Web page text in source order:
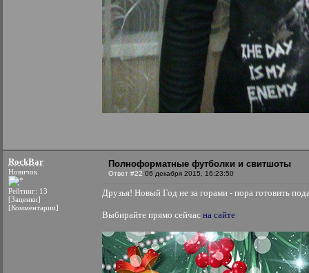
RockBar
Новичок
Рейтинг: 13
[Заценки]
[Комментарии]
Полноформатные футболки и свитшоты
Ответ #22 06 декабря 2015, 16:23:50
Друзья! Новый Год не за горами - пора готовить
Выбирайте прямо сейчас на сайте